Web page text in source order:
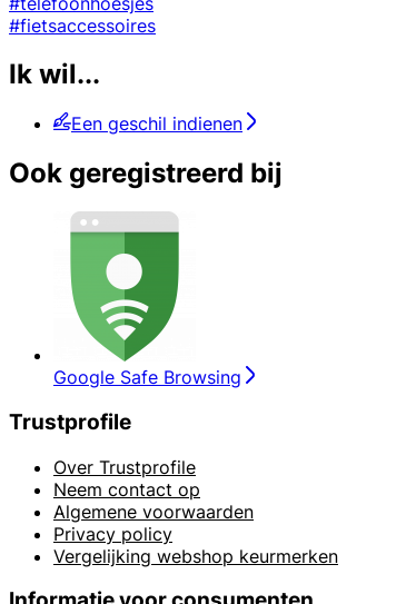
#fietsaccessoires
Ik wil...
Een geschil indienen
Ook geregistreerd bij
Google Safe Browsing
Trustprofile
Over Trustprofile
Neem contact op
Algemene voorwaarden
Privacy policy
Vergelijking webshop keurmerken